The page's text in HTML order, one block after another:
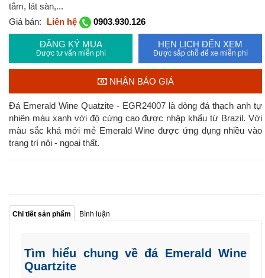
tắm, lát sàn,...
Giá bán:
Liên hệ 0903.930.126
ĐĂNG KÝ MUA
Được tư vấn miễn phí
HẸN LỊCH ĐẾN XEM
Được sắp chỗ để xe miễn phí
NHẬN BÁO GIÁ
Đá Emerald Wine Quatzite - EGR24007 là dòng đá thạch anh tự
nhiên màu xanh với độ cứng cao được nhập khẩu từ Brazil. Với
màu sắc khá mới mẻ Emerald Wine được ứng dụng nhiều vào
trang trí nội - ngoại thất.
Chi tiết sản phẩm Bình luận
Tìm hiểu chung về đá Emerald Wine
Quartzite